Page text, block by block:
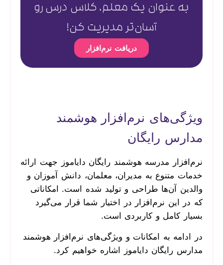
به عنوان یک معلم، کلاس درس رو
آسان‌تر مدیریت کن!
دریافت نرم‌افزار
ویژگی‌های نرم‌افزار هوشمند
مدارس رایگان
نرم‌افزار مدرسه هوشمند رایگان دایاموز جهت ارائه
خدمات متنوع به مدیران، معلمان، دانش آموزان و
والدین آن‌ها طراحی و تولید شده است. امکاناتی
که در این نرم‌افزار در اختیار شما قرار می‌گیرد
بسیار کامل و کاربردی است.
در ادامه به امکانات و ویژگی‌های نرم‌افزار هوشمند
مدارس رایگان دایاموز اشاره خواهیم کرد.